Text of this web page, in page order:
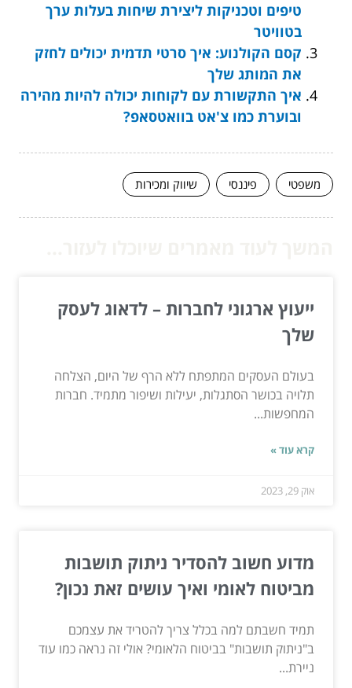
טיפים וטכניקות ליצירת שיחות בעלות ערך
בטוויטר
קסם הקולנוע: איך סרטי תדמית יכולים לחזק
את המותג שלך
איך התקשורת עם לקוחות יכולה להיות מהירה
ובוערת כמו צ'אט בוואטסאפ?
משפטי פיננסי שיווק ומכירות
ייעוץ ארגוני לחברות – לדאוג לעסק
שלך
בעולם העסקים המתפתח ללא הרף של היום, הצלחה
תלויה בכושר הסתגלות, יעילות ושיפור מתמיד. חברות
המחפשות...
קרא עוד »
אוק 29, 2023
מדוע חשוב להסדיר ניתוק תושבות
מביטוח לאומי ואיך עושים זאת נכון?
תמיד חשבתם למה בכלל צריך להטריד את עצמכם
ב"ניתוק תושבות" בביטוח הלאומי? אולי זה נראה כמו עוד
ניירת...